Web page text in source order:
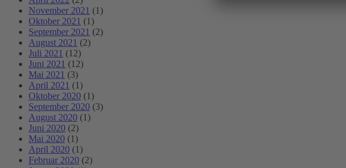
November 2021 (1)
Oktober 2021 (1)
September 2021 (2)
August 2021 (2)
Juli 2021 (12)
Juni 2021 (12)
Mai 2021 (3)
April 2021 (1)
Oktober 2020 (1)
September 2020 (3)
August 2020 (1)
Juni 2020 (2)
Mai 2020 (1)
April 2020 (1)
Februar 2020 (2)